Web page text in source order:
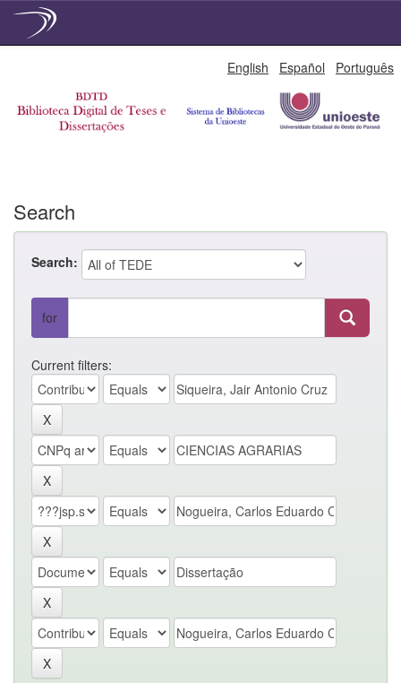
English Español Português
Search
Search:
for
Current filters: